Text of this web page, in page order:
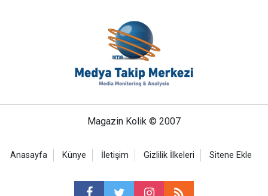
Magazin Kolik © 2007
Anasayfa Künye İletişim Gizlilik İlkeleri Sitene Ekle